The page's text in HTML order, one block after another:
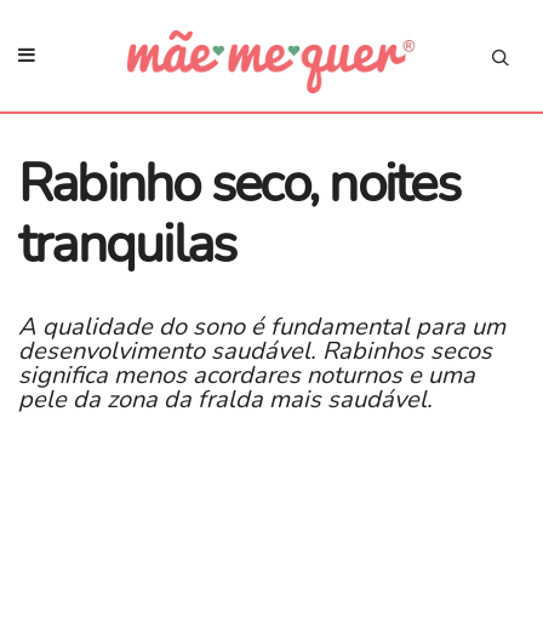
Rabinho seco, noites
tranquilas
A qualidade do sono é fundamental para um
desenvolvimento saudável. Rabinhos secos
significa menos acordares noturnos e uma
pele da zona da fralda mais saudável.